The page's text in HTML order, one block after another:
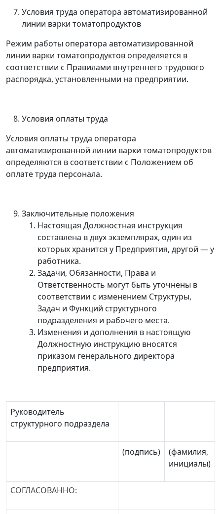
Условия труда оператора автоматизированной
линии варки томатопродуктов
Режим работы оператора автоматизированной
линии варки томатопродуктов определяется в
соответствии с Правилами внутреннего трудового
распорядка, установленными на предприятии.
Условия оплаты труда
Условия оплаты труда оператора
автоматизированной линии варки томатопродуктов
определяются в соответствии с Положением об
оплате труда персонала.
Заключительные положения
Настоящая Должностная инструкция
составлена в двух экземплярах, один из
которых хранится у Предприятия, другой —у
работника.
Задачи, Обязанности, Права и
Ответственность могут быть уточнены в
соответствии с изменением Структуры,
Задач и Функций структурного
подразделения и рабочего места.
Изменения и дополнения в настоящую
Должностную инструкцию вносятся
приказом генерального директора
предприятия.
Руководитель
структурного подраздела
(подпись)
(фамилия,
инициалы)
СОГЛАСОВАННО: